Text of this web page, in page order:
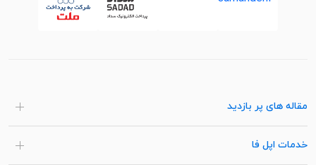
مقاله های پر بازدید
خدمات اپل فا